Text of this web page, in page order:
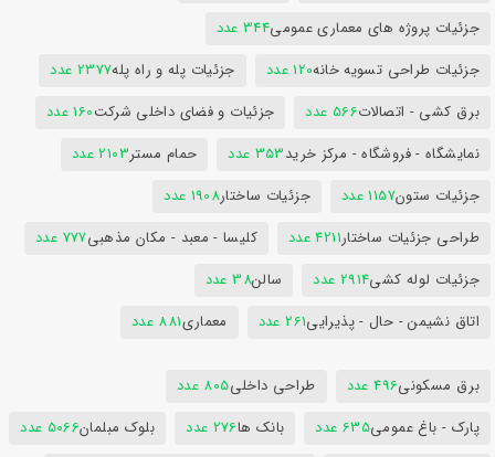
جزئیات پروژه های معماری عمومی344 عدد
جزئیات طراحی تسویه خانه120 عدد جزئیات پله و راه پله2377 عدد
برق کشی - اتصالات566 عدد جزئیات و فضای داخلی شرکت160 عدد
نمایشگاه - فروشگاه - مرکز خرید353 عدد حمام مستر2103 عدد
جزئیات ستون1157 عدد جزئیات ساختار1908 عدد
طراحی جزئیات ساختار4211 عدد کلیسا - معبد - مکان مذهبی777 عدد
جزئیات لوله کشی2914 عدد سالن38 عدد
اتاق نشیمن - حال - پذیرایی261 عدد معماری881 عدد
برق مسکونی496 عدد طراحی داخلی805 عدد
پارک - باغ عمومی635 عدد بانک ها276 عدد بلوک مبلمان5066 عدد